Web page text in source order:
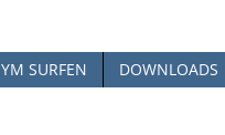
SURFEN DOWNLOADS